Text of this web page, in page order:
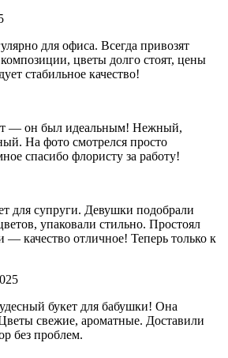
для офиса. Всегда привозят
цветы долго стоят, цены
стабильное качество!
— он был идеальным! Нежный,
На фото смотрелся просто
спасибо флористу за работу!
для супруги. Девушки подобрали
упаковали стильно. Простоял
— качество отличное! Теперь только к
букет для бабушки! Она
Цветы свежие, ароматные. Доставили
без проблем.